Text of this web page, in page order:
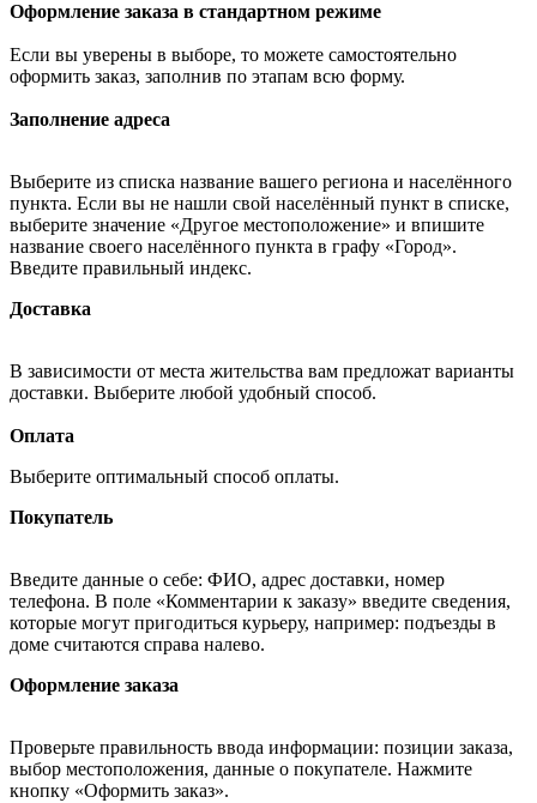
Оформление заказа в стандартном режиме
Если вы уверены в выборе, то можете самостоятельно
оформить заказ, заполнив по этапам всю форму.
Заполнение адреса
Выберите из списка название вашего региона и населённого
пункта. Если вы не нашли свой населённый пункт в списке,
выберите значение «Другое местоположение» и впишите
название своего населённого пункта в графу «Город».
Введите правильный индекс.
Доставка
В зависимости от места жительства вам предложат варианты
доставки. Выберите любой удобный способ.
Оплата
Выберите оптимальный способ оплаты.
Покупатель
Введите данные о себе: ФИО, адрес доставки, номер
телефона. В поле «Комментарии к заказу» введите сведения,
которые могут пригодиться курьеру, например: подъезды в
доме считаются справа налево.
Оформление заказа
Проверьте правильность ввода информации: позиции заказа,
выбор местоположения, данные о покупателе. Нажмите
кнопку «Оформить заказ».